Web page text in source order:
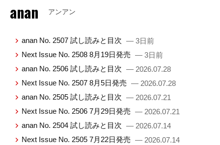
anan アンアン
anan No. 2507 試し読みと目次 — 3日前
Next Issue No. 2508 8月19日発売 — 3日前
anan No. 2506 試し読みと目次 — 2026.07.28
Next Issue No. 2507 8月5日発売 — 2026.07.28
anan No. 2505 試し読みと目次 — 2026.07.21
Next Issue No. 2506 7月29日発売 — 2026.07.21
anan No. 2504 試し読みと目次 — 2026.07.14
Next Issue No. 2505 7月22日発売 — 2026.07.14